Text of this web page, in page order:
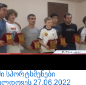
სპორტსმენები
27.06.2022